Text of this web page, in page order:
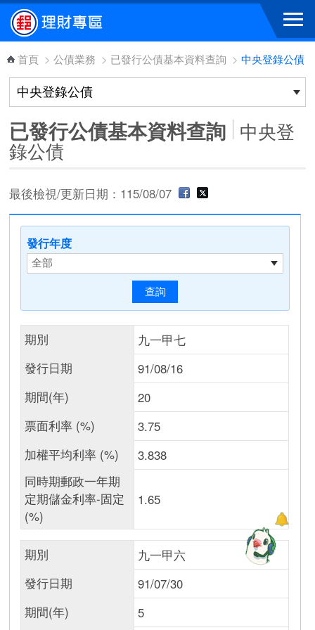
跳到主要內容區塊
首頁 > 公債業務 > 已發行公債基本資料查詢 > 中央登錄公債
已發行公債基本資料查詢 中央登
錄公債
最後檢視/更新日期：115/08/07
發行年度
期別
九一甲七
發行日期
91/08/16
期間(年)
20
票面利率 (%)
3.75
加權平均利率 (%)
3.838
同時期郵政一年期
定期儲金利率-固定
(%)
1.65
期別
九一甲六
發行日期
91/07/30
期間(年)
5